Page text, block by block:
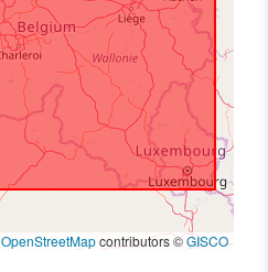
OpenStreetMapcontributors ©GISCO